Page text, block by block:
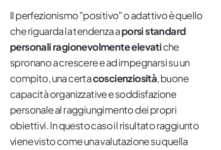
Il perfezionismo "positivo" o adattivo è quello
che riguarda la tendenza aporsi standard
personali ragionevolmente elevatiche
spronano a crescere e ad impegnarsi su un
compito, una certacoscienziosità, buone
capacità organizzative e soddisfazione
personale al raggiungimento dei propri
obiettivi. In questo caso il risultato raggiunto
viene visto come una valutazione su quella